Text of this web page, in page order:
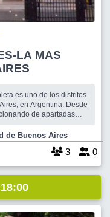
LA MAS
es uno de los distritos
en Argentina. Desde
de apartadas
de estas y otras
Ciudad de Buenos Aires
3 0